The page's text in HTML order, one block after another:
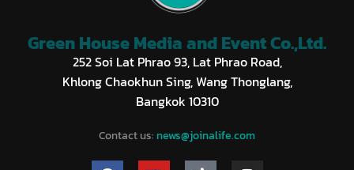
Green House Media and Event Co.,Ltd.
252 Soi Lat Phrao 93, Lat Phrao Road,
Khlong Chaokhun Sing, Wang Thonglang,
Bangkok 10310
Contact us: news@joinalife.com